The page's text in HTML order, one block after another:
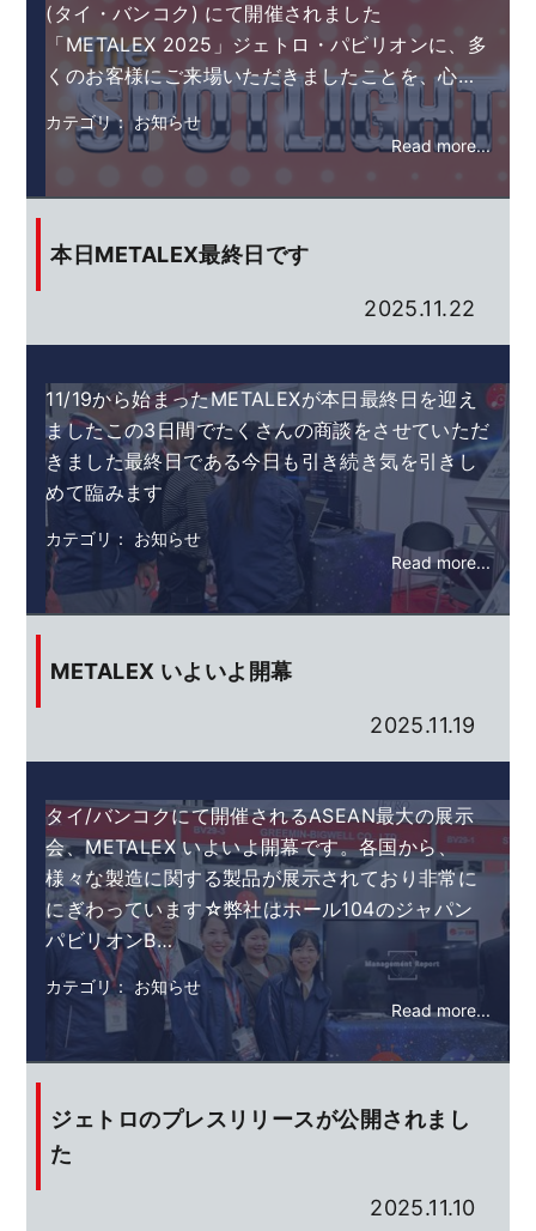
(タイ・バンコク) にて開催されました
「METALEX 2025」ジェトロ・パビリオンに、多
くのお客様にご来場いただきましたことを、心…
カテゴリ： お知らせ
Read more...
本日METALEX最終日です
2025.11.22
11/19から始まったMETALEXが本日最終日を迎え
ましたこの3日間でたくさんの商談をさせていただ
きました最終日である今日も引き続き気を引きし
めて臨みます
カテゴリ： お知らせ
Read more...
METALEX いよいよ開幕
2025.11.19
タイ/バンコクにて開催されるASEAN最大の展示
会、METALEX いよいよ開幕です。各国から、
様々な製造に関する製品が展示されており非常に
にぎわっています☆弊社はホール104のジャパン
パビリオンB…
カテゴリ： お知らせ
Read more...
ジェトロのプレスリリースが公開されまし
た
2025.11.10